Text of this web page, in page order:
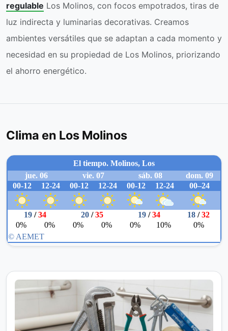
regulable Los Molinos, con focos empotrados, tiras de
luz indirecta y luminarias decorativas. Creamos
ambientes versátiles que se adaptan a cada momento y
necesidad en su propiedad de Los Molinos, priorizando
el ahorro energético.
Clima en Los Molinos